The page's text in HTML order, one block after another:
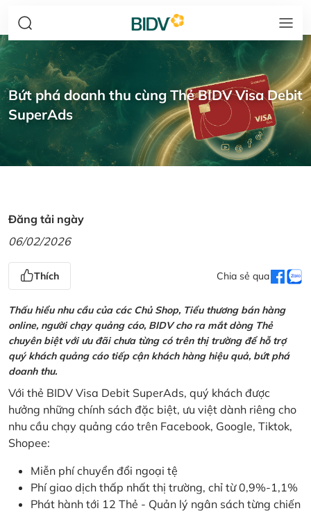
Bứt phá doanh thu cùng Thẻ BIDV Visa Debit
SuperAds
Đăng tải ngày
06/02/2026
Thích Chia sẻ qua
Thấu hiểu nhu cầu của các Chủ Shop, Tiểu thương bán hàng
online, người chạy quảng cáo, BIDV cho ra mắt dòng Thẻ
chuyên biệt với ưu đãi chưa từng có trên thị trường để hỗ trợ
quý khách quảng cáo tiếp cận khách hàng hiệu quả, bứt phá
doanh thu.
Với thẻ BIDV Visa Debit SuperAds, quý khách được
hưởng những chính sách đặc biệt, ưu việt dành riêng cho
nhu cầu chạy quảng cáo trên Facebook, Google, Tiktok,
Shopee:
Miễn phí chuyển đổi ngoại tệ
Phí giao dịch thấp nhất thị trường, chỉ từ 0,9%-1,1%
Phát hành tới 12 Thẻ - Quản lý ngân sách từng chiến